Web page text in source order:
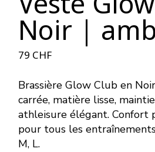
Noir |
79 CHF
Brassière Glow Club en
carrée, matière lisse,
athleisure élégant. Confort
pour tous les
M, L.